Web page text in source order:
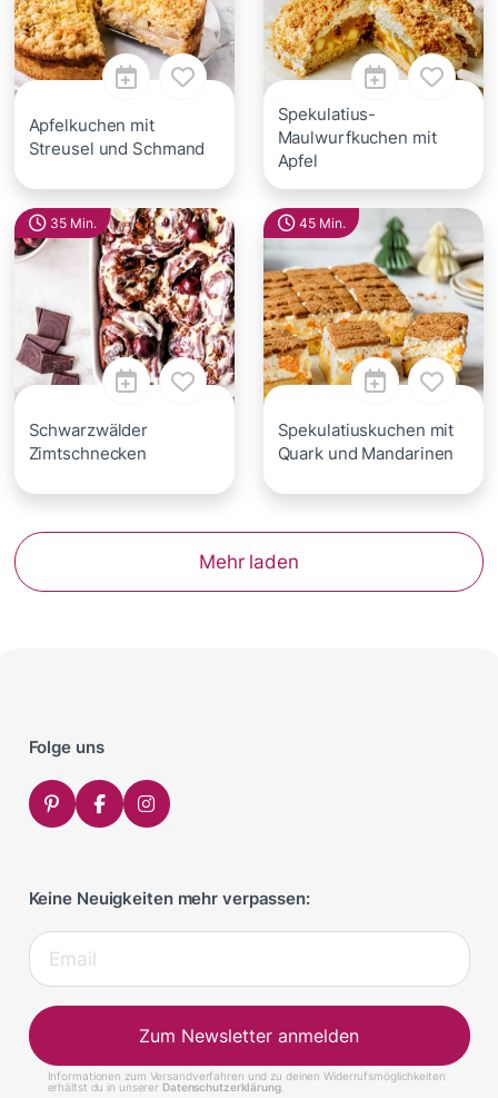
Apfelkuchen mit
Streusel und Schmand
Spekulatius-
Maulwurfkuchen mit
Apfel
35 Min.
Schwarzwälder
Zimtschnecken
45 Min.
Spekulatiuskuchen mit
Quark und Mandarinen
Mehr laden
Folge uns
Keine Neuigkeiten mehr verpassen:
Zum Newsletter anmelden
Informationen zum Versandverfahren und zu deinen Widerrufsmöglichkeiten
erhältst du in unserer Datenschutzerklärung.